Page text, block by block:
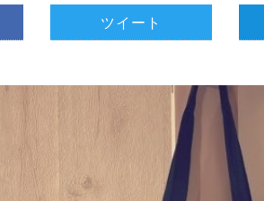
ツイート